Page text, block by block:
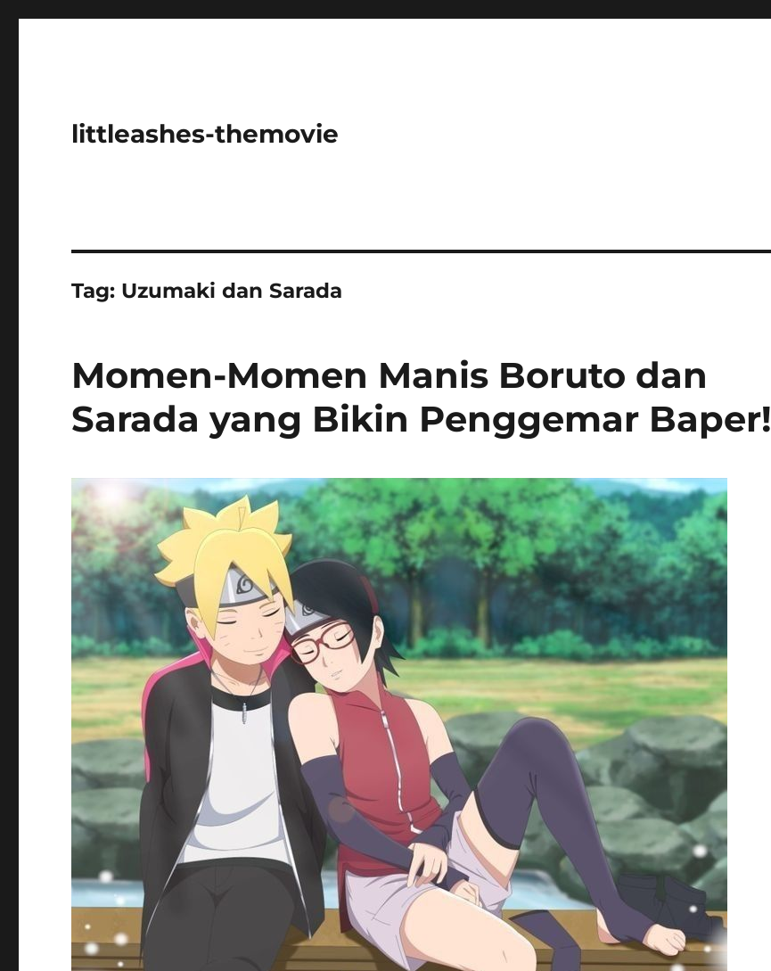
littleashes-themovie
Tag: Uzumaki dan Sarada
Momen-Momen Manis Boruto dan
Sarada yang Bikin Penggemar Baper!